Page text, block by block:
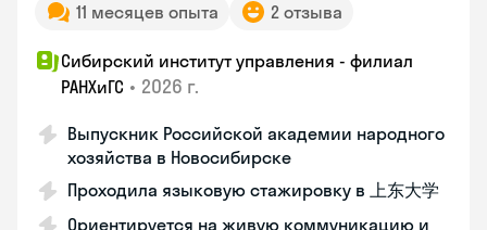
11 месяцев опыта
2 отзыва
Сибирский институт управления - филиал
РАНХиГС • 2026 г.
Выпускник Российской академии народного
хозяйства в Новосибирске
Проходила языковую стажировку в 上东大学
Ориентируется на живую коммуникацию и